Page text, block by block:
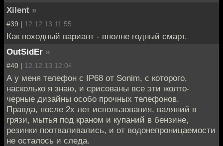
Xilent »
#39 | 12.12.13 11:55
Как походный вариант - вполне годный смарт.
OutSidEr »
#40 | 12.12.13 12:04
А у меня телефон с IP68 от Sonim, с которого,
насколько я знаю, и срисованы все эти жолто-
черные дизайны особо прочных телефонов.
Правда, после 2х лет использования, валяний в
грязи, мытья под краном и купаний в бензине,
резинки поотваливались, и от водонепроницаемости
не осталось и следа.